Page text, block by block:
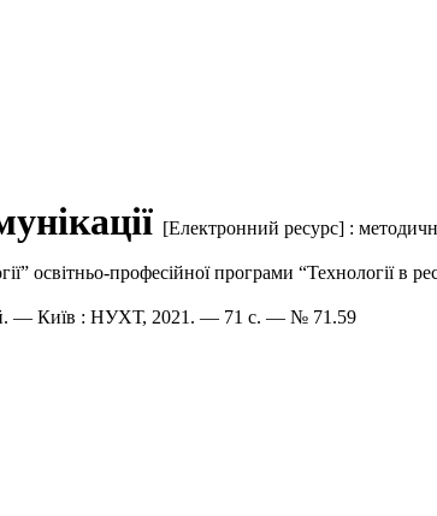
[Електронний ресурс] :
освітньо-професійної програми “Технології в
— Київ : НУХТ, 2021. — 71 с. — № 71.59